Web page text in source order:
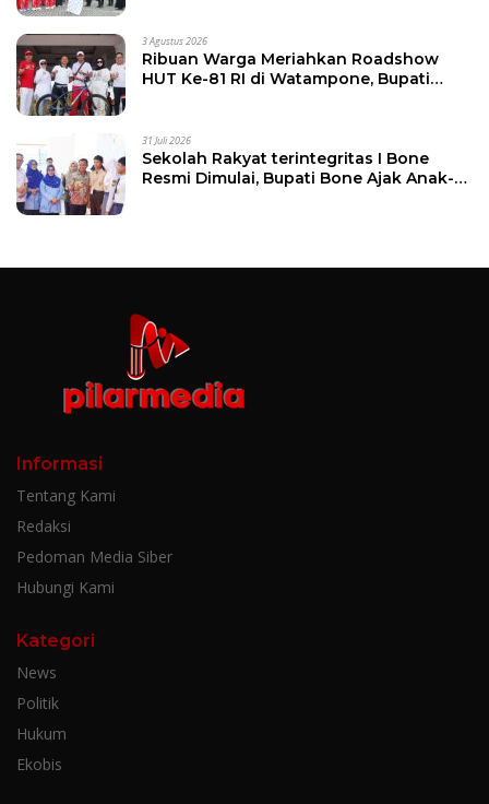
3 Agustus 2026
Ribuan Warga Meriahkan Roadshow
HUT Ke-81 RI di Watampone, Bupati
Membangun Daerah
31 Juli 2026
Sekolah Rakyat terintegritas I Bone
Resmi Dimulai, Bupati Bone Ajak Anak-
Informasi
Tentang Kami
Redaksi
Pedoman Media Siber
Hubungi Kami
Kategori
News
Politik
Hukum
Ekobis